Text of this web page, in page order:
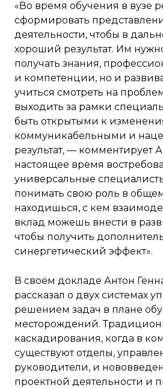
«Во время обучения в вузе
сформировать
деятельности, чтобы в
хороший результат. Им
получать знания,
и компетенции, но и
учиться смотреть на
выходить за рамки
быть открытыми к
коммуникабельными и
результат, — комментирует
настоящее время
универсальные
понимать свою роль в
находишься, с кем
вклад можешь внести в
чтобы получить
синергетический эффект».
В своём докладе Антон
рассказал о двух системах
решением задач в плане
месторождений.
каскадирования, когда в
существуют отделы,
руководители, и
проектной деятельности и